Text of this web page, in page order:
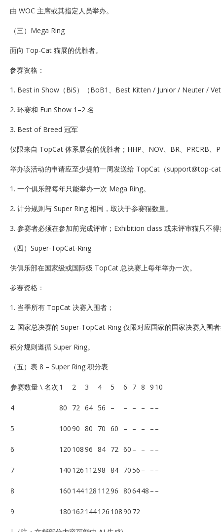
由 WOC 主席或其指定人员举办。
（三）Mega Ring
面向 Top-Cat 猫展的优胜者。
参赛资格：
1. Best in Show（BiS）（BoB1、Best Kitten / Junior / Neuter /
2. 环赛和 Fun Show 1–2 名
3. Best of Breed 冠军
仅限来自 TopCat 体系展会的优胜者；HHP、NOV、BR、PRCRB
举办该活动的申请应至少提前一周发送给 TopCat（support@top-
1. 一个俱乐部每年只能举办一次 Mega Ring。
2. 计分规则与 Super Ring 相同，取决于参赛猫数量。
3. 参赛者必须在参加前完成评审；Exhibition class 或未评审猫只不
（四）Super-TopCat-Ring
供俱乐部在国家级或国际级 TopCat 总决赛上每年举办一次。
参赛资格：
1. 当季所有 TopCat 决赛入围者；
2. 国家总决赛的 Super-TopCat-Ring 仅限对应国家的国家决赛入围
积分规则遵循 Super Ring。
（五）表 8 – Super Ring 积分表
参赛数量 \ 名次 1 2 3 4 5 6 7 8 9 10
4 80 72 64 56 – – – – – –
5 10090 80 70 60 – – – – –
6 120 10896 84 72 60 – – – –
7 140 126 11298 84 7056 – – –
8 160 144128 11296 806448 – –
9 180 162144126 10890 72